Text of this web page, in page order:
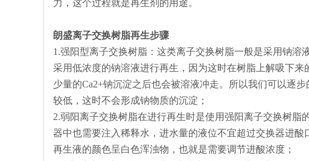
力，这个过程就是再生剂的用途。
朗盛离子交换树脂再生步骤
1.强阳型离子交换树脂：这类离子交换树脂一般是采用钠
采用低浓度的钠溶液进行再生，因为这时在树脂上解吸下
少量的Ca2+钠沉淀之后也会被溶液冲走。所以我们可以逐
较低，这时不会形成钠物质的沉淀；
2.弱阳离子交换树脂在进行再生时是使用强阳离子交换树
器中也需要注入稀释水，进水量的液位不宜超过交换器进
再生液的颜色呈白色浑浊物，也就是需要调节进酸浓度；